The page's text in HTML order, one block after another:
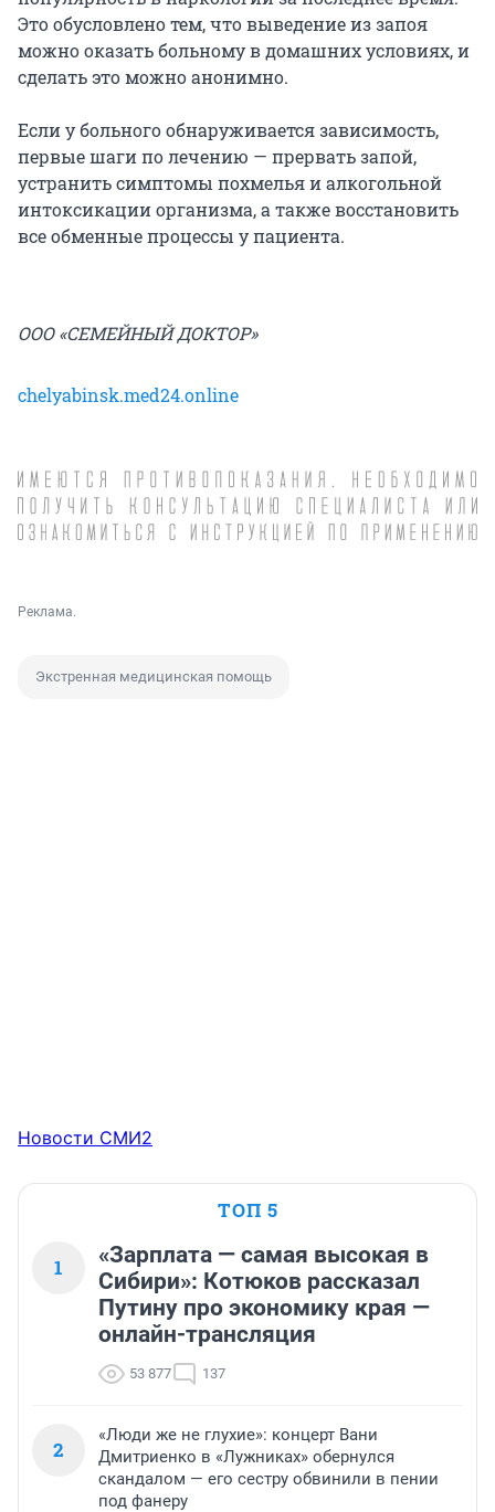
Это обусловлено тем, что выведение из запоя
можно оказать больному в домашних условиях, и
сделать это можно анонимно.
Если у больного обнаруживается зависимость,
первые шаги по лечению — прервать запой,
устранить симптомы похмелья и алкогольной
интоксикации организма, а также восстановить
все обменные процессы у пациента.
ООО «СЕМЕЙНЫЙ ДОКТОР»
chelyabinsk.med24.online
Реклама.
Экстренная медицинская помощь
Новости СМИ2
ТОП 5
1
«Зарплата — самая высокая в
Сибири»: Котюков рассказал
Путину про экономику края —
онлайн-трансляция
53 877 137
2
«Люди же не глухие»: концерт Вани
Дмитриенко в «Лужниках» обернулся
скандалом — его сестру обвинили в пении
под фанеру